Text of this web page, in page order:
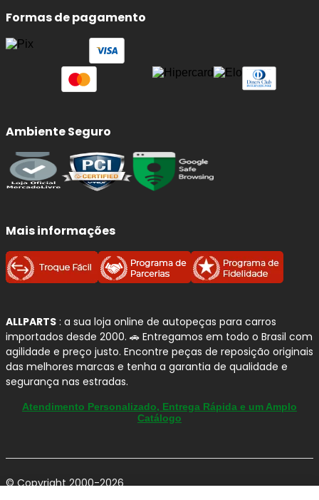
Formas de pagamento
Ambiente Seguro
Mais informações
ALLPARTS : a sua loja online de autopeças para carros
importados desde 2000. 🚗 Entregamos em todo o Brasil com
agilidade e preço justo. Encontre peças de reposição originais
das melhores marcas e tenha a garantia de qualidade e
segurança nas estradas.
Atendimento Personalizado, Entrega Rápida e um Amplo
Catálogo
© Copyright 2000-2026